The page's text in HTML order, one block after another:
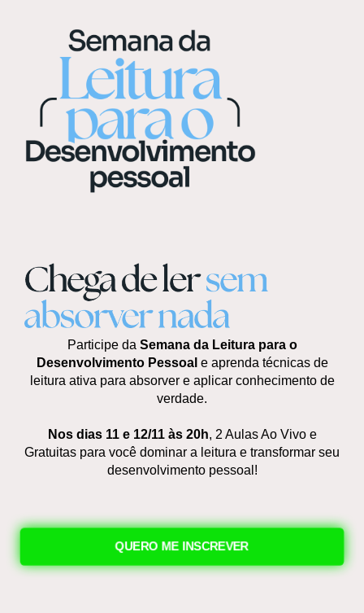
Participe da Semana da Leitura para o
Desenvolvimento Pessoal e aprenda técnicas de
leitura ativa para absorver e aplicar conhecimento de
verdade.
Nos dias 11 e 12/11 às 20h, 2 Aulas Ao Vivo e
Gratuitas para você dominar a leitura e transformar seu
desenvolvimento pessoal!
QUERO ME INSCREVER